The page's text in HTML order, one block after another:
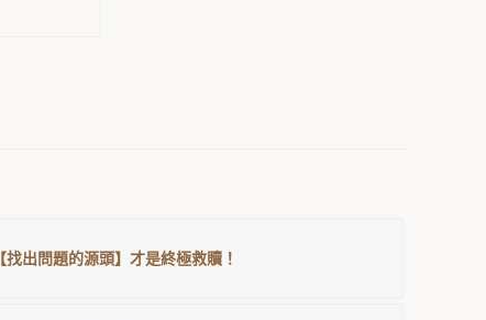
出問題的源頭】才是終極救贖！